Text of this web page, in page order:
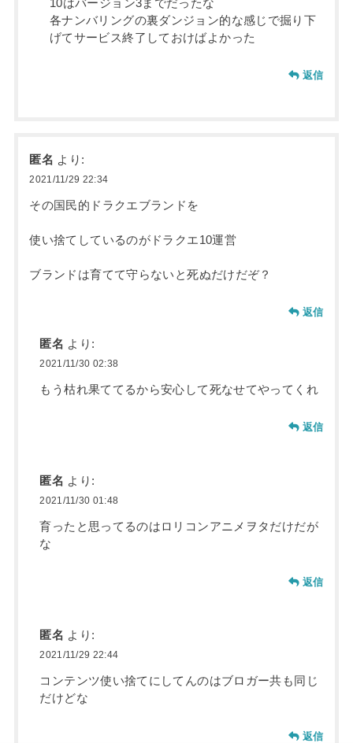
10はバージョン3までだったな
各ナンバリングの裏ダンジョン的な感じで掘り下
げてサービス終了しておけばよかった
返信
匿名 より:
2021/11/29 22:34
その国民的ドラクエブランドを
使い捨てしているのがドラクエ10運営
ブランドは育てて守らないと死ぬだけだぞ？
返信
匿名 より:
2021/11/30 02:38
もう枯れ果ててるから安心して死なせてやってくれ
返信
匿名 より:
2021/11/30 01:48
育ったと思ってるのはロリコンアニメヲタだけだが
な
返信
匿名 より:
2021/11/29 22:44
コンテンツ使い捨てにしてんのはブロガー共も同じ
だけどな
返信